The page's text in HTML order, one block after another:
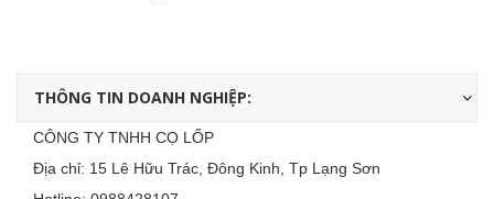
THÔNG TIN DOANH NGHIỆP:
CÔNG TY TNHH CỌ LỐP
Địa chỉ: 15 Lê Hữu Trác, Đông Kinh, Tp Lạng Sơn